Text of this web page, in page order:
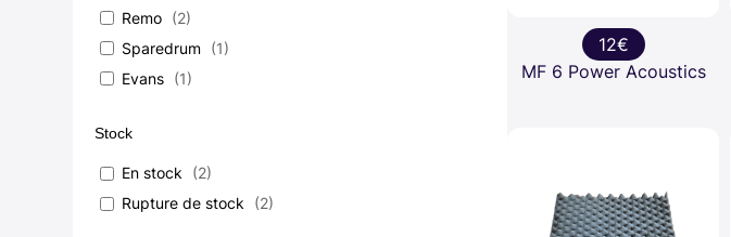
Remo (2)
Sparedrum
(1)
Evans
(1)
Stock
En stock (2)
Rupture de stock
(2)
12€
MF 6 Power Acoustics